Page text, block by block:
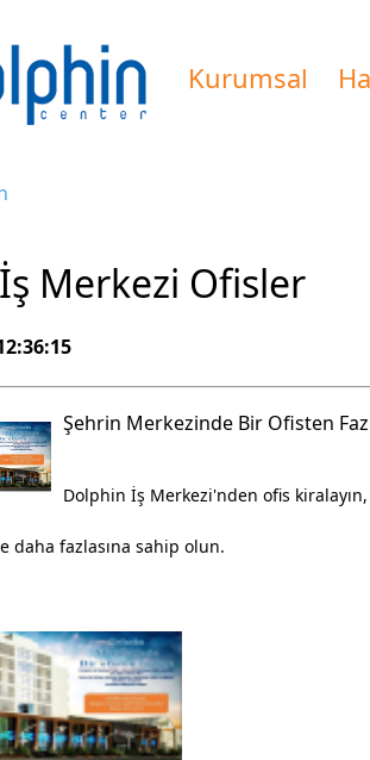
Kurumsal
Merkezi Ofisler
Şehrin Merkezinde Bir Ofisten
Dolphin İş Merkezi'nden ofis
daha fazlasına sahip olun.